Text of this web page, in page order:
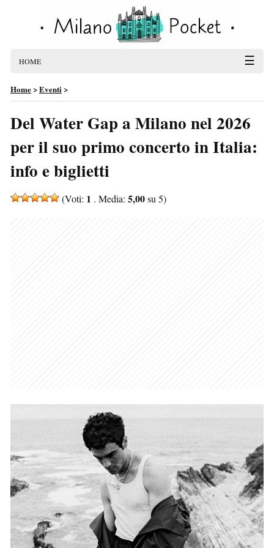
HOME ☰
Home>Eventi>
Del Water Gap a Milano nel 2026
per il suo primo concerto in Italia:
info e biglietti
(Voti: 1 . Media: 5,00su 5)